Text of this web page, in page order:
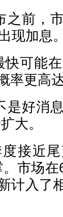
之前，
现加息
可能
率更高
是好消
大。
接近
市场
计入了